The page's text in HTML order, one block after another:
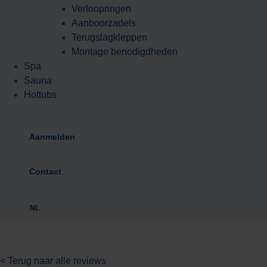
Verloopringen
Aanboorzadels
Terugslagkleppen
Montage benodigdheden
Spa
Sauna
Hottubs
Aanmelden
Contact
NL
< Terug naar alle reviews